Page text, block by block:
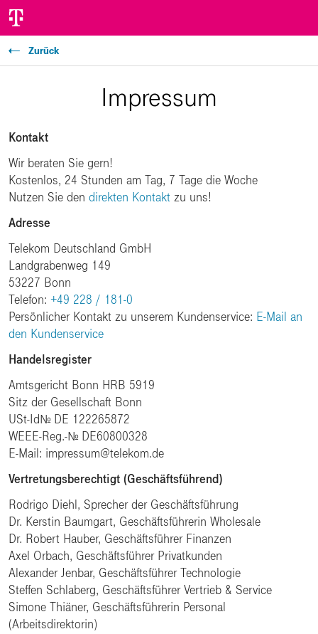
Zurück
Impressum
Kontakt
Wir beraten Sie gern!
Kostenlos, 24 Stunden am Tag, 7 Tage die Woche
Nutzen Sie den direkten Kontakt zu uns!
Adresse
Telekom Deutschland GmbH
Landgrabenweg 149
53227 Bonn
Telefon: +49 228 / 181-0
Persönlicher Kontakt zu unserem Kundenservice: E-Mail an
den Kundenservice
Handelsregister
Amtsgericht Bonn HRB 5919
Sitz der Gesellschaft Bonn
USt-IdNr. DE 122265872
WEEE-Reg.-Nr. DE60800328
E-Mail: impressum@telekom.de
Vertretungsberechtigt (Geschäftsführend)
Rodrigo Diehl, Sprecher der Geschäftsführung
Dr. Kerstin Baumgart, Geschäftsführerin Wholesale
Dr. Robert Hauber, Geschäftsführer Finanzen
Axel Orbach, Geschäftsführer Privatkunden
Alexander Jenbar, Geschäftsführer Technologie
Steffen Schlaberg, Geschäftsführer Vertrieb & Service
Simone Thiäner, Geschäftsführerin Personal
(Arbeitsdirektorin)